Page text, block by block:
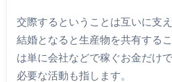
交際するということは互いに支
結婚となると生産物を共有する
は単に会社などで稼ぐお金だけ
必要な活動も指します。